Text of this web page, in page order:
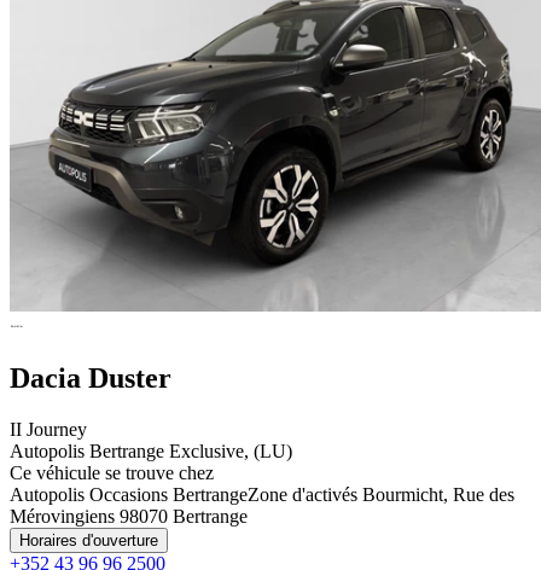
Dacia Duster
II Journey
Autopolis Bertrange Exclusive, (LU)
Ce véhicule se trouve chez
Autopolis Occasions BertrangeZone d'activés Bourmicht, Rue des
Mérovingiens 98070 Bertrange
Horaires d'ouverture
+352 43 96 96 2500